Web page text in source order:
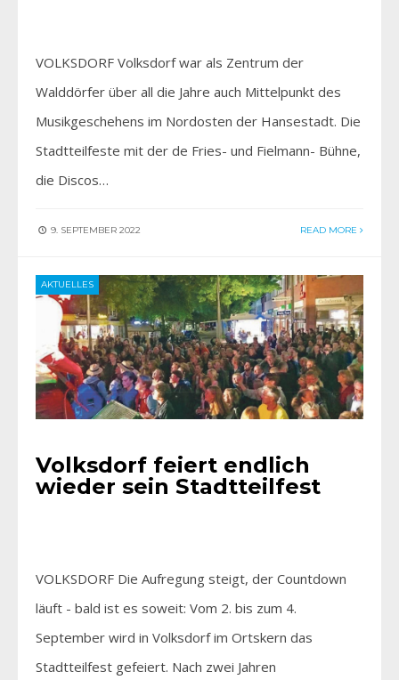
VOLKSDORF Volksdorf war als Zentrum der
Walddörfer über all die Jahre auch Mittelpunkt des
Musikgeschehens im Nordosten der Hansestadt. Die
Stadtteilfeste mit der de Fries- und Fielmann- Bühne,
die Discos…
9. SEPTEMBER 2022 READ MORE
AKTUELLES
Volksdorf feiert endlich
wieder sein Stadtteilfest
VOLKSDORF Die Aufregung steigt, der Countdown
läuft - bald ist es soweit: Vom 2. bis zum 4.
September wird in Volksdorf im Ortskern das
Stadtteilfest gefeiert. Nach zwei Jahren